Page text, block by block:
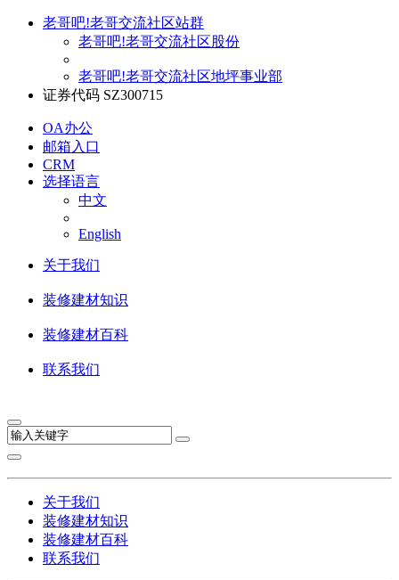
老哥吧!老哥交流社区站群
老哥吧!老哥交流社区股份
老哥吧!老哥交流社区地坪事业部
证券代码 SZ300715
OA办公
邮箱入口
CRM
选择语言
中文
English
关于我们
装修建材知识
装修建材百科
联系我们
关于我们
装修建材知识
装修建材百科
联系我们